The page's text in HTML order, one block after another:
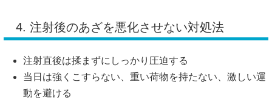
4. 注射後のあざを悪化させない対処法
注射直後は揉まずにしっかり圧迫する
当日は強くこすらない、重い荷物を持たない、激しい運
動を避ける